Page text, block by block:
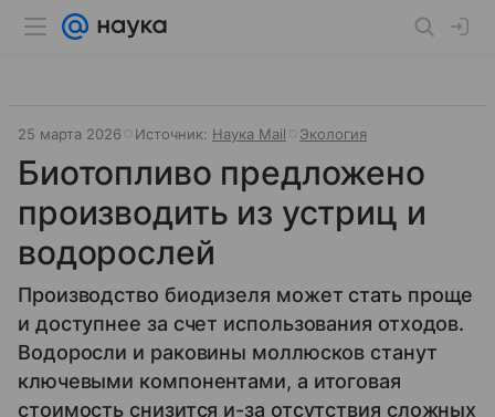
25 марта 2026 Источник: Наука Mail Экология
Биотопливо предложено
производить из устриц и
водорослей
Производство биодизеля может стать проще
и доступнее за счет использования отходов.
Водоросли и раковины моллюсков станут
ключевыми компонентами, а итоговая
стоимость снизится и-за отсутствия сложных